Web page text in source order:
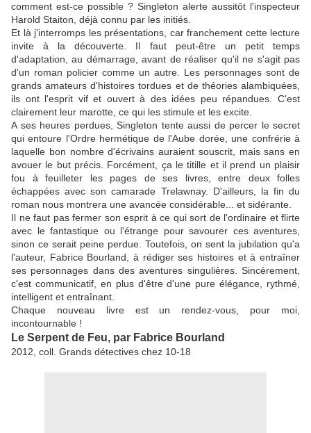
comment est-ce possible ? Singleton alerte aussitôt l'inspecteur
Harold Staiton, déjà connu par les initiés.
Et là j'interromps les présentations, car franchement cette lecture
invite à la découverte. Il faut peut-être un petit temps
d'adaptation, au démarrage, avant de réaliser qu'il ne s'agit pas
d'un roman policier comme un autre. Les personnages sont de
grands amateurs d'histoires tordues et de théories alambiquées,
ils ont l'esprit vif et ouvert à des idées peu répandues. C'est
clairement leur marotte, ce qui les stimule et les excite.
A ses heures perdues, Singleton tente aussi de percer le secret
qui entoure l'Ordre hermétique de l'Aube dorée, une confrérie à
laquelle bon nombre d'écrivains auraient souscrit, mais sans en
avouer le but précis. Forcément, ça le titille et il prend un plaisir
fou à feuilleter les pages de ses livres, entre deux folles
échappées avec son camarade Trelawnay. D'ailleurs, la fin du
roman nous montrera une avancée considérable... et sidérante.
Il ne faut pas fermer son esprit à ce qui sort de l'ordinaire et flirte
avec le fantastique ou l'étrange pour savourer ces aventures,
sinon ce serait peine perdue. Toutefois, on sent la jubilation qu'a
l'auteur, Fabrice Bourland, à rédiger ses histoires et à entraîner
ses personnages dans des aventures singulières. Sincèrement,
c'est communicatif, en plus d'être d'une pure élégance, rythmé,
intelligent et entraînant.
Chaque nouveau livre est un rendez-vous, pour moi,
incontournable !
Le Serpent de Feu, par Fabrice Bourland
2012, coll. Grands détectives chez 10-18